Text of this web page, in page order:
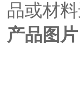
品或材
产品图片